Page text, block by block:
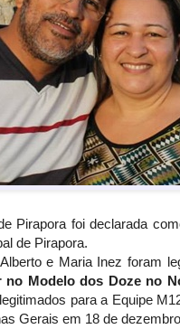
Pirapora foi declarada
de Pirapora.
e Maria Inez foram
no Modelo dos Doze no
para a Equipe
Gerais em 18 de